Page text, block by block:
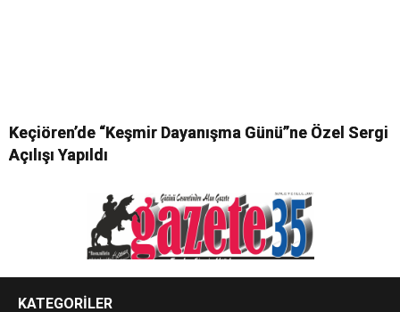
Keçiören’de “Keşmir Dayanışma Günü”ne Özel Sergi
Açılışı Yapıldı
KATEGORİLER